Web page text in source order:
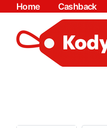
Home Cashback